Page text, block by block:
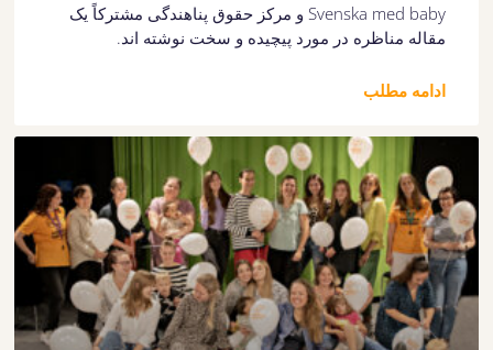
Svenska med baby و مرکز حقوق پناهندگی مشترکاً یک
مقاله مناظره در مورد پیچیده و سخت نوشته اند.
ادامه مطلب